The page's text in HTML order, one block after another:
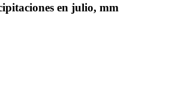
en julio, mm